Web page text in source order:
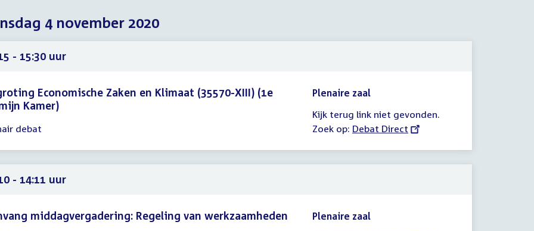
november
2020
november
2020
4 november 2020
- 15:30 uur
Economische Zaken en Klimaat (35570-XIII) (1e
Kamer)
debat
Plenaire zaal
Kijk terug link niet gevonden.
Zoek op: External
Debat Direct
- 14:11 uur
middagvergadering: Regeling van werkzaamheden
Plenaire zaal